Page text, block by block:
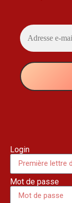
Login
Mot de passe